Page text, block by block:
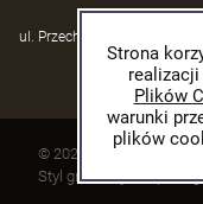
Strona
realizacji
Plików
warunki
plików
ul. Przechodzisko 39, 21-
© 2026 arani.cc.
Styl graficzny